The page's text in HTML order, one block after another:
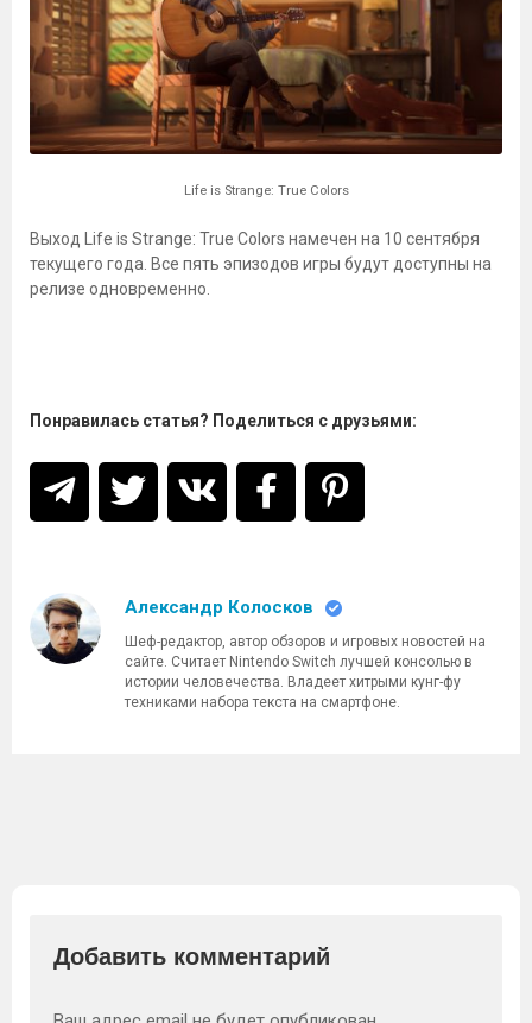
Life is Strange: True Colors
Выход Life is Strange: True Colors намечен на 10 сентября
текущего года. Все пять эпизодов игры будут доступны на
релизе одновременно.
Понравилась статья? Поделиться с друзьями:
Александр Колосков
Шеф-редактор, автор обзоров и игровых новостей на
сайте. Считает Nintendo Switch лучшей консолью в
истории человечества. Владеет хитрыми кунг-фу
техниками набора текста на смартфоне.
Добавить комментарий